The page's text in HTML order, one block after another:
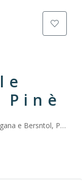
Alto Adige/Südtirol, 38042, Italia